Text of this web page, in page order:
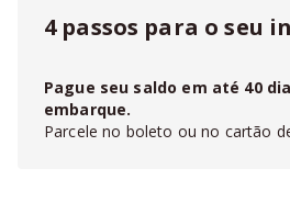
4 passos para o seu
Pague seu saldo em até 40
embarque.
Parcele no boleto ou no cartão